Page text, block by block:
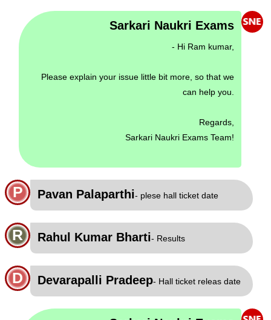
Sarkari Naukri Exams
- Hi Ram kumar,
Please explain your issue little bit more, so that we
can help you.
Regards,
Sarkari Naukri Exams Team!
P Pavan Palaparthi- plese hall ticket date
R Rahul Kumar Bharti- Results
D Devarapalli Pradeep- Hall ticket releas date